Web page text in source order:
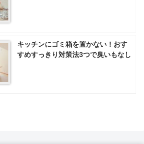
キッチンにゴミ箱を置かない！おす
すめすっきり対策法3つで臭いもなし